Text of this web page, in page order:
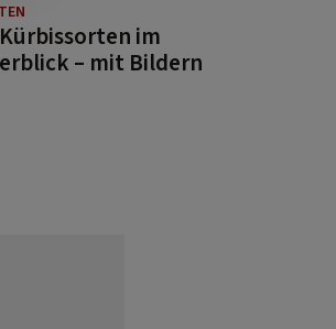
im
– mit Bildern